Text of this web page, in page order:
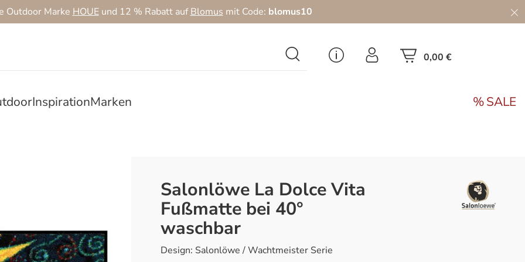
Outdoor Marke HOUEund 12 % Rabatt aufBlomus mit Code: blomus10
0,00 €
InspirationMarken SALE
Salonlöwe La Dolce Vita
Fußmatte bei 40°
waschbar
Design: Salonlöwe / Wachtmeister Serie